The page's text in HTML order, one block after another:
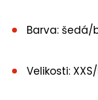
Barva: šedá/
Velikosti: XXS/